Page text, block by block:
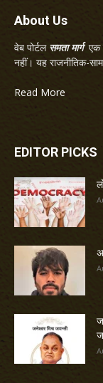
About Us
वेब पोर्टल समता मार्गएक
नहीं। यह राजनीतिक-
Read More
EDITOR PICKS